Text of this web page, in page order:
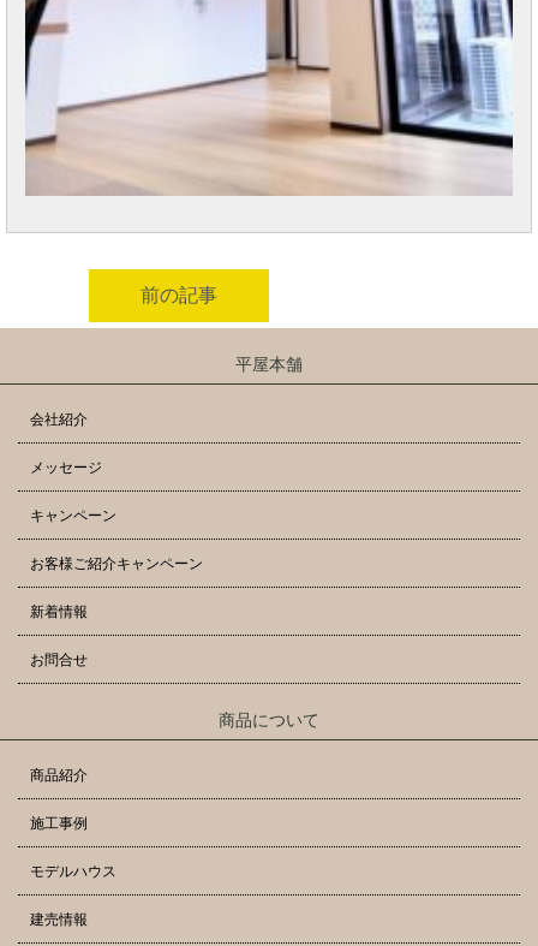
前の記事
平屋本舗
会社紹介
メッセージ
キャンペーン
お客様ご紹介キャンペーン
新着情報
お問合せ
商品について
商品紹介
施工事例
モデルハウス
建売情報